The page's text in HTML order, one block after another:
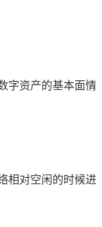
字资产的基本面情
相对空闲的时候进